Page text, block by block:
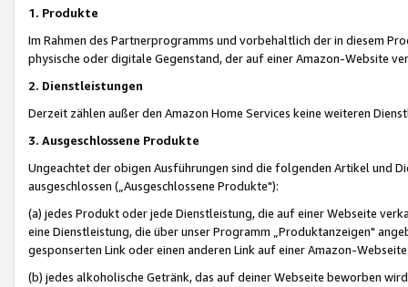
1. Produkte
Im Rahmen des Partnerprogramms und vorbehaltlich der in diesem
physische oder digitale Gegenstand, der auf einer Amazon-Website
2. Dienstleistungen
Derzeit zählen außer den Amazon Home Services keine weiteren
3. Ausgeschlossene Produkte
Ungeachtet der obigen Ausführungen sind die folgenden Artikel und
ausgeschlossen („Ausgeschlossene Produkte"):
(a) jedes Produkt oder jede Dienstleistung, die auf einer Webseite
eine Dienstleistung, die über unser Programm „Produktanzeigen"
gesponserten Link oder einen anderen Link auf einer Amazon-
(b) jedes alkoholische Getränk, das auf deiner Webseite beworben